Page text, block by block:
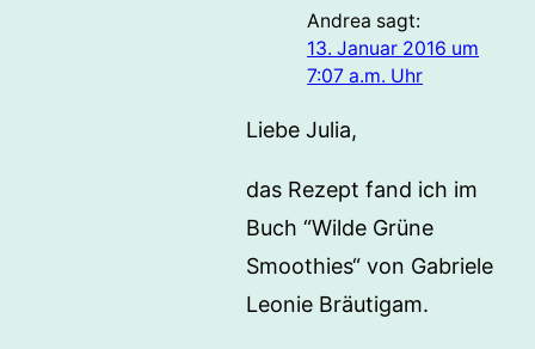
Andrea sagt:
13. Januar 2016 um
7:07 a.m. Uhr
Liebe Julia,
das Rezept fand ich im
Buch “Wilde Grüne
Smoothies“ von Gabriele
Leonie Bräutigam.